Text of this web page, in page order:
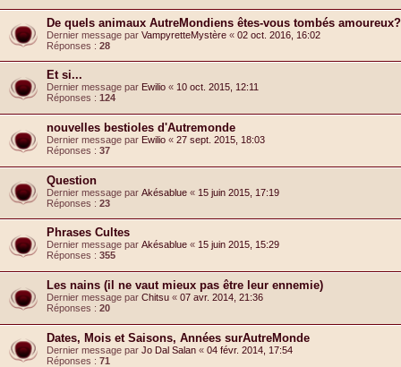
De quels animaux AutreMondiens êtes-vous tombés amoureux?
Dernier message par VampyretteMystère « 02 oct. 2016, 16:02
Réponses : 28
Et si...
Dernier message par Ewilio « 10 oct. 2015, 12:11
Réponses : 124
nouvelles bestioles d'Autremonde
Dernier message par Ewilio « 27 sept. 2015, 18:03
Réponses : 37
Question
Dernier message par Akésablue « 15 juin 2015, 17:19
Réponses : 23
Phrases Cultes
Dernier message par Akésablue « 15 juin 2015, 15:29
Réponses : 355
Les nains (il ne vaut mieux pas être leur ennemie)
Dernier message par Chitsu « 07 avr. 2014, 21:36
Réponses : 20
Dates, Mois et Saisons, Années surAutreMonde
Dernier message par Jo Dal Salan « 04 févr. 2014, 17:54
Réponses : 71